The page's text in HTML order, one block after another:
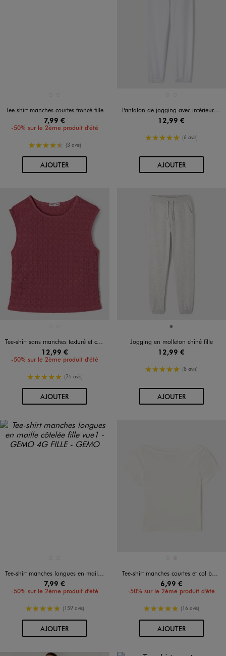
Tee-shirt manches courtes froncé fille
7,99 €
-50% sur le 2ème produit d'été
4.5/5 de moyenne
(3 avis)
AJOUTERAU PANIER
Pantalon de jogging avec intérieur molletonné fille
12,99 €
5/5 de moyenne
(6 avis)
AJOUTERAU PANIER
Tee-shirt sans manches texturé et cintré fille
12,99 €
-50% sur le 2ème produit d'été
5/5 de moyenne
(25 avis)
AJOUTERAU PANIER
Disponible en 1 coloris
GRIS
Jogging en molleton chiné fille
12,99 €
5/5 de moyenne
(8 avis)
AJOUTERAU PANIER
Tee-shirt manches longues en maille côtelée fille
7,99 €
-50% sur le 2ème produit d'été
5/5 de moyenne
(159 avis)
AJOUTERAU PANIER
Tee-shirt manches courtes et col bateau coupe courte fille
6,99 €
-50% sur le 2ème produit d'été
5/5 de moyenne
(16 avis)
AJOUTERAU PANIER